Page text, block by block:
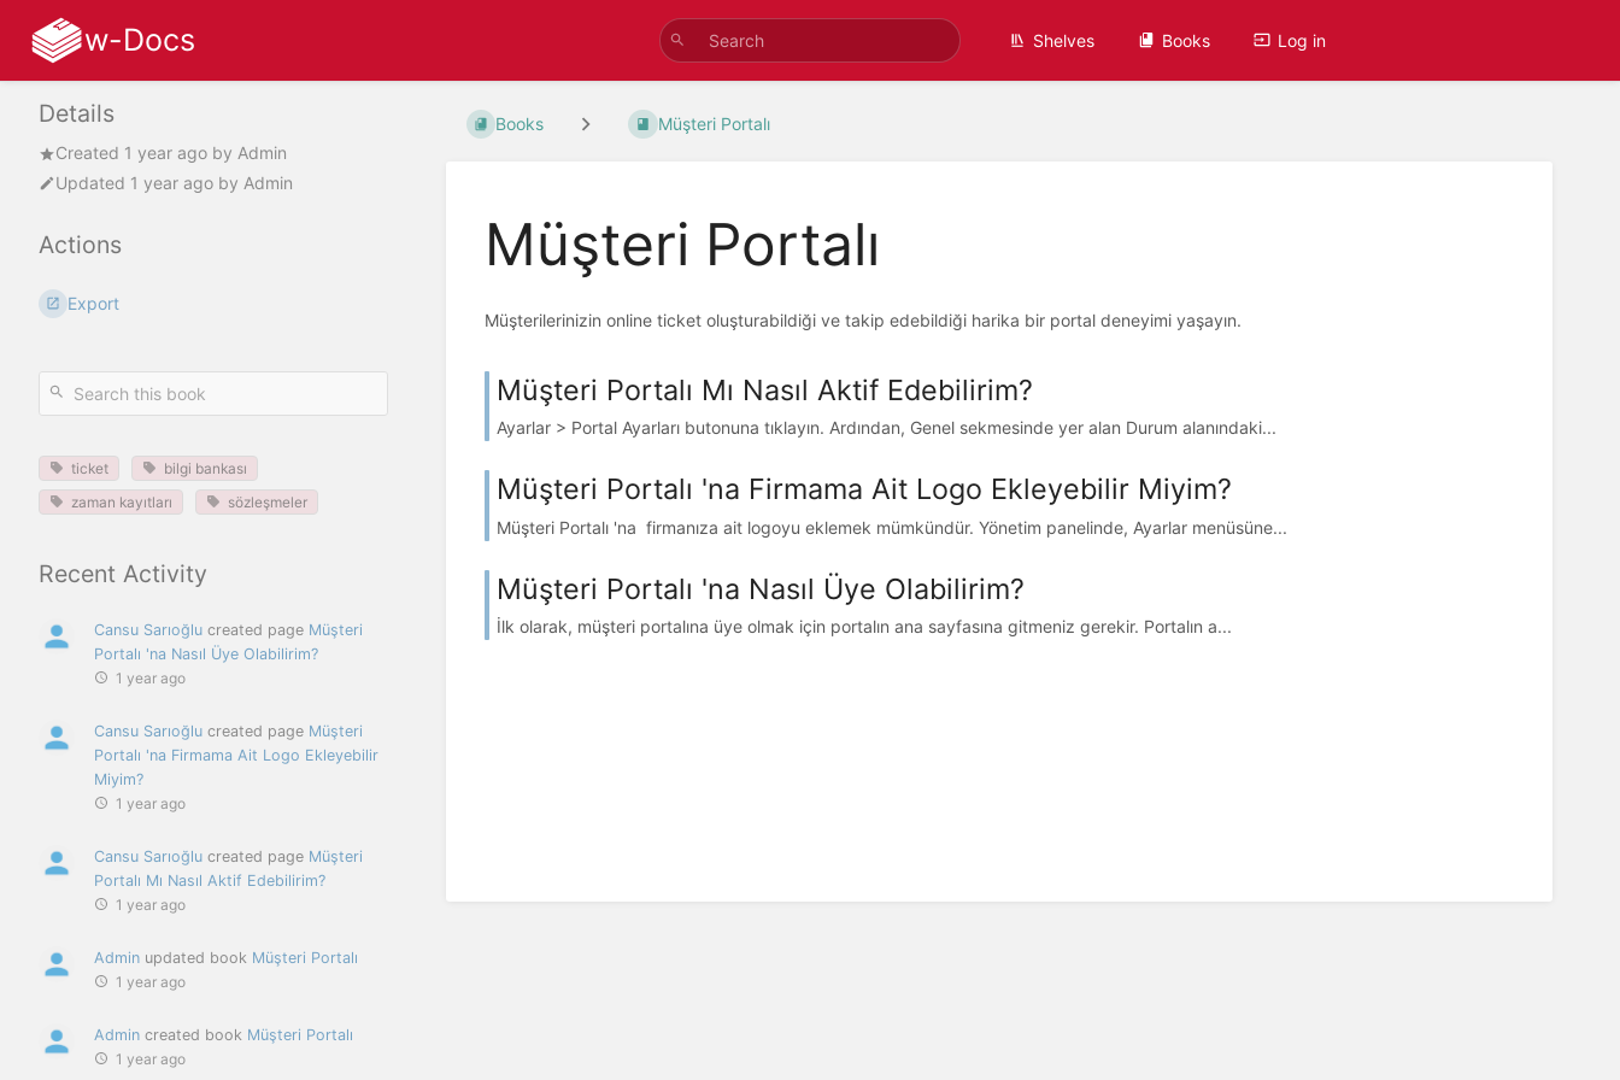
w-Docs Shelves Books Log in
ticket
bilgi bankası
zaman kayıtları
sözleşmeler
Recent Activity
Cansu Sarıoğlu created page Müşteri
Portalı 'na Nasıl Üye Olabilirim?
1 year ago
Cansu Sarıoğlu created page Müşteri
Portalı 'na Firmama Ait Logo Ekleyebilir
Miyim?
1 year ago
Cansu Sarıoğlu created page Müşteri
Portalı Mı Nasıl Aktif Edebilirim?
1 year ago
Admin updated book Müşteri Portalı
1 year ago
Admin created book Müşteri Portalı
1 year ago
Books Müşteri Portalı
Müşteri Portalı
Müşterilerinizin online ticket oluşturabildiği ve takip edebildiği harika bir portal deneyimi yaşayın.
Müşteri Portalı Mı Nasıl Aktif Edebilirim?
Ayarlar > Portal Ayarları butonuna tıklayın. Ardından, Genel sekmesinde yer alan Durum alanındaki...
Müşteri Portalı 'na Firmama Ait Logo Ekleyebilir Miyim?
Müşteri Portalı 'na firmanıza ait logoyu eklemek mümkündür. Yönetim panelinde, Ayarlar menüsüne...
Müşteri Portalı 'na Nasıl Üye Olabilirim?
İlk olarak, müşteri portalına üye olmak için portalın ana sayfasına gitmeniz gerekir. Portalın a...
Details
Created 1 year ago by Admin
Updated 1 year ago by Admin
Actions
Export